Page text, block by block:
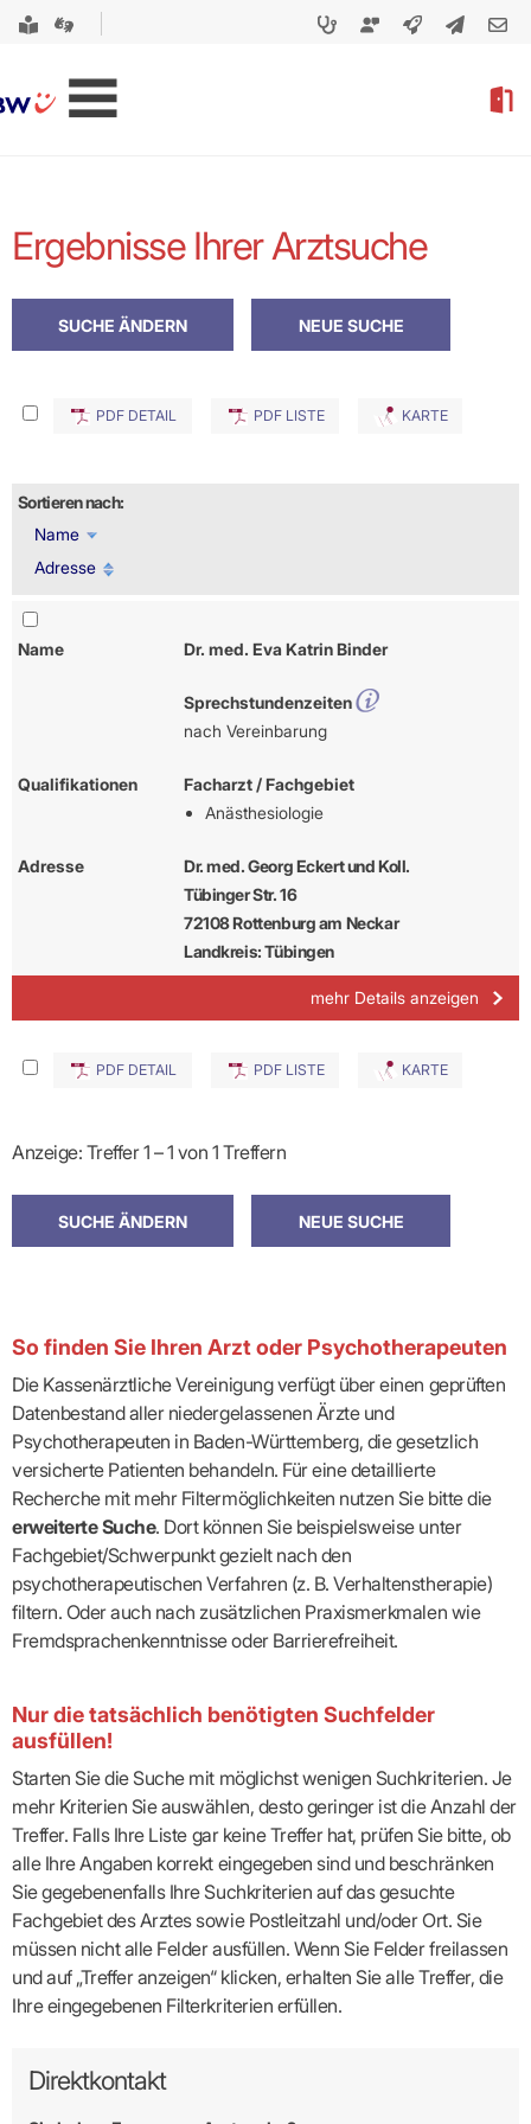
Ergebnisse Ihrer Arztsuche
PDF DETAIL PDF LISTE KARTE
Sortieren nach:
Name
Adresse
Name Dr. med. Eva Katrin Binder
Sprechstundenzeiten
nach Vereinbarung
Qualifikationen
Facharzt / Fachgebiet
Anästhesiologie
Adresse
Dr. med. Georg Eckert und Koll.
Tübinger Str. 16
72108 Rottenburg am Neckar
Landkreis: Tübingen
mehr Details anzeigen
PDF DETAIL PDF LISTE KARTE
Anzeige: Treffer 1 – 1 von 1 Treffern
So finden Sie Ihren Arzt oder Psychotherapeuten
Die Kassenärztliche Vereinigung verfügt über einen geprüften
Datenbestand aller niedergelassenen Ärzte und
Psychotherapeuten in Baden-Württemberg, die gesetzlich
versicherte Patienten behandeln. Für eine detaillierte
Recherche mit mehr Filtermöglichkeiten nutzen Sie bitte die
erweiterte Suche. Dort können Sie beispielsweise unter
Fachgebiet/Schwerpunkt gezielt nach den
psychotherapeutischen Verfahren (z. B. Verhaltenstherapie)
filtern. Oder auch nach zusätzlichen Praxismerkmalen wie
Fremdsprachenkenntnisse oder Barrierefreiheit.
Nur die tatsächlich benötigten Suchfelder
ausfüllen!
Starten Sie die Suche mit möglichst wenigen Suchkriterien. Je
mehr Kriterien Sie auswählen, desto geringer ist die Anzahl der
Treffer. Falls Ihre Liste gar keine Treffer hat, prüfen Sie bitte, ob
alle Ihre Angaben korrekt eingegeben sind und beschränken
Sie gegebenenfalls Ihre Suchkriterien auf das gesuchte
Fachgebiet des Arztes sowie Postleitzahl und/oder Ort. Sie
müssen nicht alle Felder ausfüllen. Wenn Sie Felder freilassen
und auf „Treffer anzeigen“ klicken, erhalten Sie alle Treffer, die
Ihre eingegebenen Filterkriterien erfüllen.
Direktkontakt